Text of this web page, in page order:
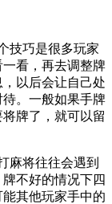
巧是很多玩家
看，再去调整牌
以后会让自己处
。一般如果手牌
牌了，就可以留
将往往会遇到
不好的情况下四
其他玩家手中的